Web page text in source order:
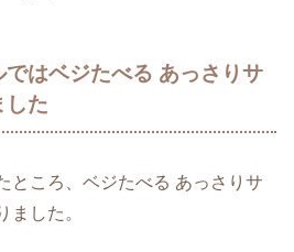
はベジたべる あっさりサ
した
ところ、ベジたべる あっさりサ
ました。